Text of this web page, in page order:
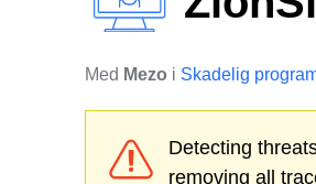
Med Mezo i Skadelig
Detecting
removing all